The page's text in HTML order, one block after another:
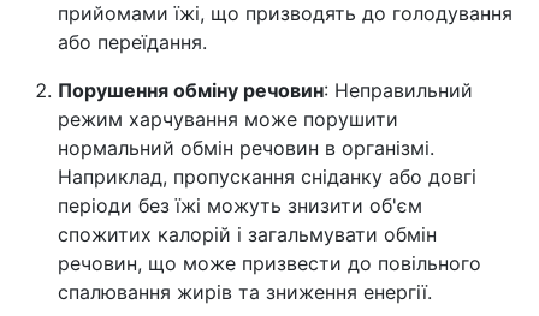
прийомами їжі, що призводять до голодування
або переїдання.
Порушення обміну речовин: Неправильний
режим харчування може порушити
нормальний обмін речовин в організмі.
Наприклад, пропускання сніданку або довгі
періоди без їжі можуть знизити об'єм
спожитих калорій і загальмувати обмін
речовин, що може призвести до повільного
спалювання жирів та зниження енергії.